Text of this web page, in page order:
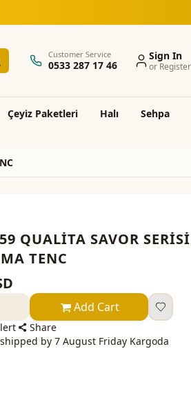
Customer Service
0533 287 17 46
Sign In
or Register
Çeyi̇z Paketleri̇ Halı Sehpa
QUALİTA SAVOR
TENC
Add Cart
Share
by 7 August Friday Kargoda